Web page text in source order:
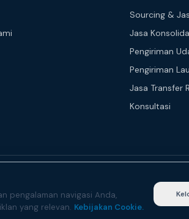
Sourcing &
Jasa
Pengiriman
Pengiriman
Jasa Transfer
Konsultasi
pengalaman navigasi Anda,
yang relevan. Kebijakan Cookie.